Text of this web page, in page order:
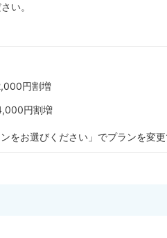
い。
円割増
円割増
をお選びください」でプランを変